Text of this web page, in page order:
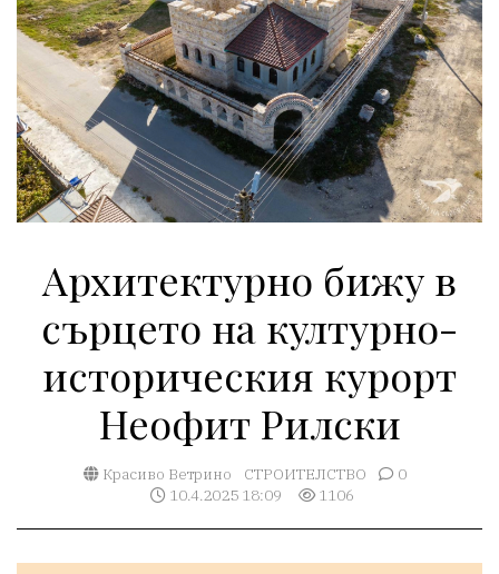
Архитектурно бижу в
сърцето на културно-
историческия курорт
Неофит Рилски
Красиво Ветрино СТРОИТЕЛСТВО
0
10.4.2025 18:09
1106